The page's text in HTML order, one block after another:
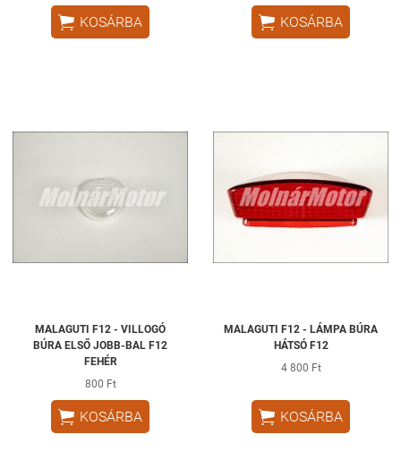
 KOSÁRBA  KOSÁRBA
MALAGUTI F12 - VILLOGÓ
BÚRA ELSŐ JOBB-BAL F12
FEHÉR
800 Ft
 KOSÁRBA
MALAGUTI F12 - LÁMPA BÚRA
HÁTSÓ F12
4 800 Ft
 KOSÁRBA